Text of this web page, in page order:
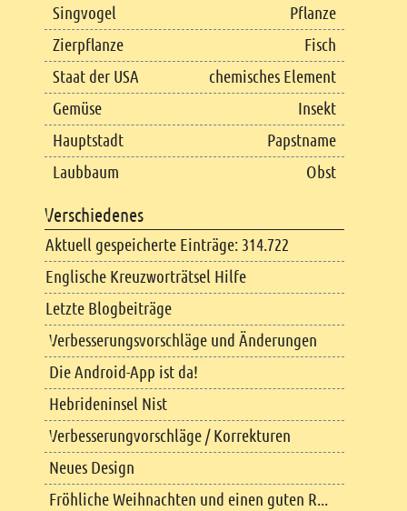
Singvogel
Pflanze
Zierpflanze
Fisch
Staat der USA
chemisches Element
Gemüse
Insekt
Hauptstadt
Papstname
Laubbaum
Obst
Verschiedenes
Aktuell gespeicherte Einträge: 314.722
Englische Kreuzworträtsel Hilfe
Letzte Blogbeiträge
Verbesserungsvorschläge und Änderungen
Die Android-App ist da!
Hebrideninsel Nist
Verbesserungvorschläge / Korrekturen
Neues Design
Fröhliche Weihnachten und einen guten R...